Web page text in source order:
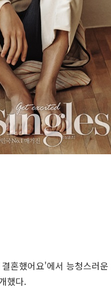
혼했어요'에서 능청스러
했다.